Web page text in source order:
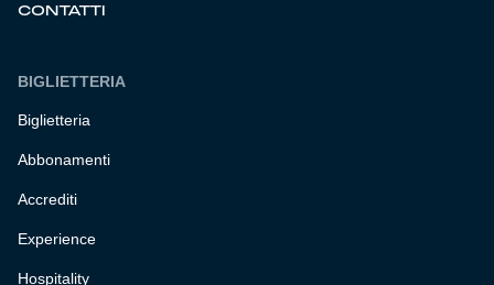
CONTATTI
BIGLIETTERIA
Biglietteria
Abbonamenti
Accrediti
Experience
Hospitality